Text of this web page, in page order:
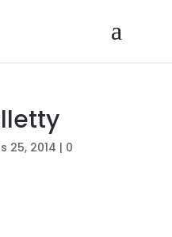
25, 2014 | 0